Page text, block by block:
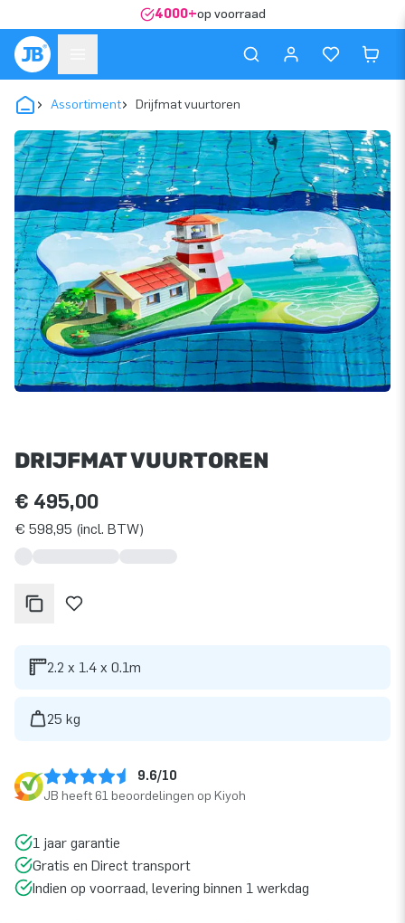
4000+op voorraad
Assortiment Drijfmat vuurtoren
DRIJFMAT VUURTOREN
€ 495,00
€ 598,95 (incl. BTW)
2.2 x 1.4 x 0.1m
25 kg
9.6/10
JB heeft 61 beoordelingen op Kiyoh
1 jaar garantie
Gratis en Direct transport
Indien op voorraad, levering binnen 1 werkdag